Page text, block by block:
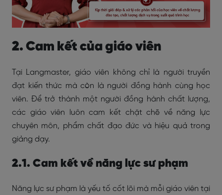
2. Cam kết của giáo viên
Tại Langmaster, giáo viên không chỉ là người truyền
đạt kiến thức mà còn là người đồng hành cùng học
viên. Để trở thành một người đồng hành chất lượng,
các giáo viên luôn cam kết chặt chẽ về năng lực
chuyên môn, phẩm chất đạo đức và hiệu quả trong
giảng dạy.
2.1. Cam kết về năng lực sư phạm
Năng lực sư phạm là yếu tố cốt lõi mà mỗi giáo viên tại